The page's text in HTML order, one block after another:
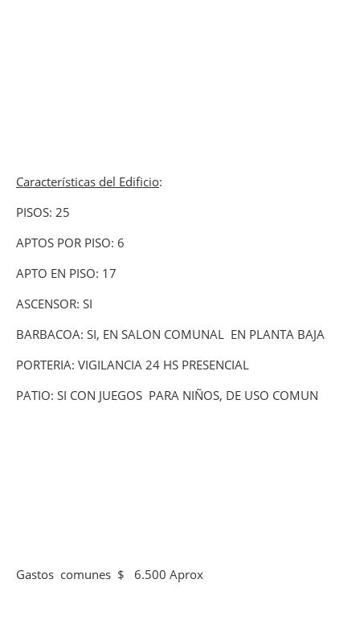
Características del Edificio:
PISOS: 25
APTOS POR PISO: 6
APTO EN PISO: 17
ASCENSOR: SI
BARBACOA: SI, EN SALON COMUNAL EN PLANTA BAJA
PORTERIA: VIGILANCIA 24 HS PRESENCIAL
PATIO: SI CON JUEGOS PARA NIÑOS, DE USO COMUN
Gastos comunes $ 6.500 Aprox